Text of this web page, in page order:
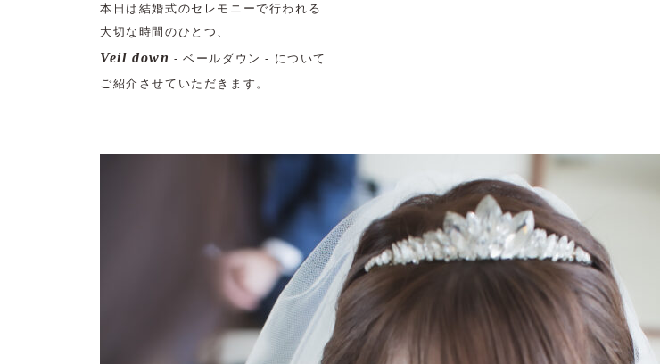
本日は結婚式のセレモニーで行われる
大切な時間のひとつ、
Veil down - ベールダウン - について
ご紹介させていただきます。